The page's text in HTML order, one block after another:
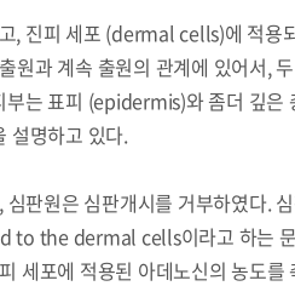
, 진피 세포 (dermal cells)에 적용
원과 계속 출원의 관계에 있어서, 두
는 표피 (epidermis)와 좀더 깊은
설명하고 있다.
판원은 심판개시를 거부하였다.
to the dermal cells이라고 하는 문
세포에 적용된 아데노신의 농도를